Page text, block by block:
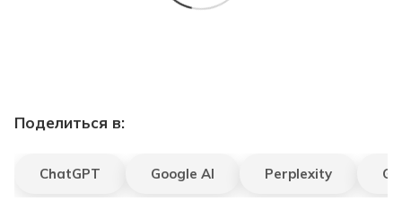
Поделиться в:
ChatGPT Google AI Perplexity